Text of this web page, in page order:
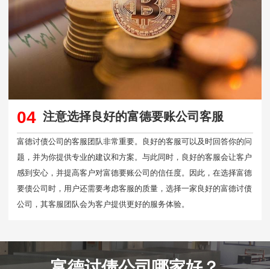
04 注意选择良好的富德要账公司客服
富德讨债公司的客服团队非常重要。良好的客服可以及时回答你的问
题，并为你提供专业的建议和方案。与此同时，良好的客服会让客户
感到安心，并提高客户对富德要账公司的信任度。因此，在选择富德
要债公司时，用户还需要考虑客服的质量，选择一家良好的富德讨债
公司，其客服团队会为客户提供更好的服务体验。